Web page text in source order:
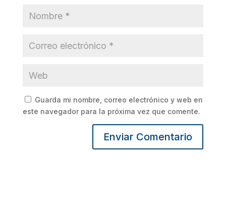
Guarda mi nombre, correo electrónico y web en
este navegador para la próxima vez que comente.